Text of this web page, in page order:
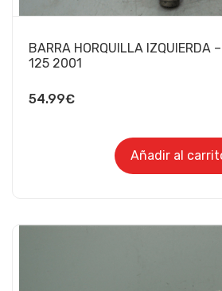
BARRA HORQUILLA IZQUIERDA
125 2001
54.99€
Añadir al